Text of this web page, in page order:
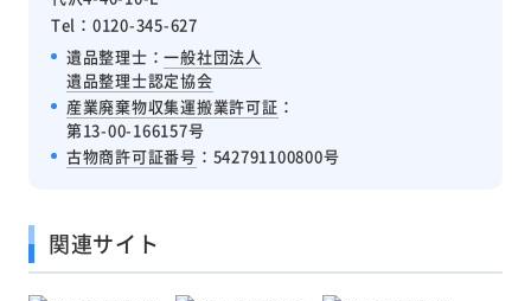
Tel：0120-345-627
遺品整理士：一般社団法人
遺品整理士認定協会
産業廃棄物収集運搬業許可証 ：
第13-00-166157号
古物商許可証番号 ：542791100800号
関連サイト